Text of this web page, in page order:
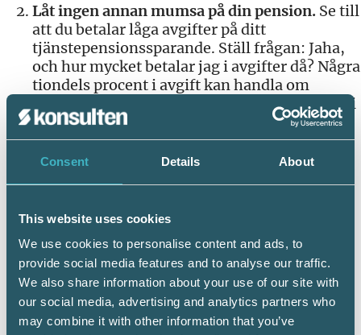
Consent Details About
This website uses cookies
We use cookies to personalise content and ads, to
provide social media features and to analyse our traffic.
We also share information about your use of our site with
our social media, advertising and analytics partners who
may combine it with other information that you’ve
Låt ingen annan mumsa på din pension. Se till
att du betalar låga avgifter på ditt
tjänstepensionssparande. Ställ frågan: Jaha,
och hur mycket betalar jag i avgifter då? Några
tiondels procent i avgift kan handla om
hundratusentalskronor när det är dags att gå i
pension. På pensionsmyndigheten.se kan du
räkna på hur avgifterna påverkar din pension.
samlad bild över hur stor pensionen kan bli.
när det väl är dags att gå i pension, så en liten
omtanke då och då är en liten investering.
Dela på deltiden.Svårt att få ihop livet med
jobb, barn och allt annat? Att jobba deltid